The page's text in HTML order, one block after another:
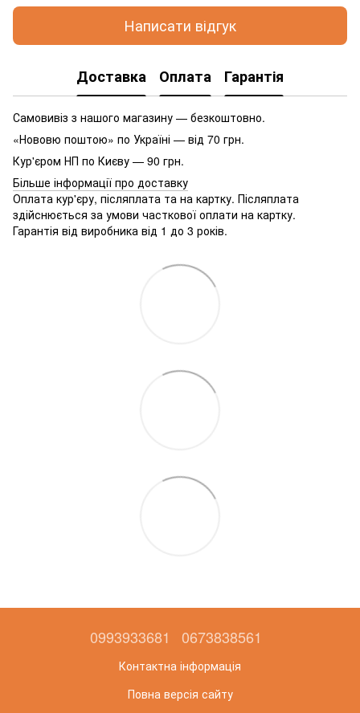
Написати відгук
Доставка Оплата Гарантія
Самовивіз з нашого магазину — безкоштовно.
«Нововю поштою» по Україні — від 70 грн.
Кур'єром НП по Києву — 90 грн.
Більше інформації про доставку
Оплата кур'єру, післяплата та на картку. Післяплата
здійснюється за умови часткової оплати на картку.
Гарантія від виробника від 1 до 3 років.
0993933681 0673838561
Контактна інформація
Повна версія сайту